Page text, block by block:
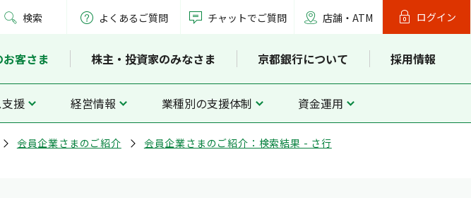
検索 よくあるご質問 チャットでご質問 店舗・ATM ログイン
客さま 株主・投資家のみなさま 京都銀行について 採用情報
援 経営情報 業種別の支援体制 資金運用
会員企業さまのご紹介
会員企業さまのご紹介：検索結果 - さ行